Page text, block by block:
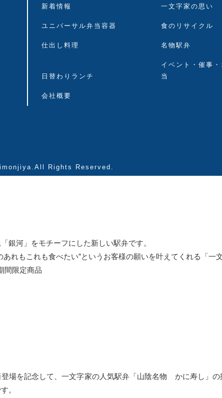
新着情報 一文字家の思い
ユニバーサル弁当容器 食のリサイクル
仕出し料理 名物駅弁
日替わりランチ
イベント・催事
当
会社概要
Rights Reserved.
銀河」をモチーフにした新しい駅弁です。
あれもこれも食べたい”というお客様の願いを叶えてくれる「一
間限定商品
場を記念して、一文字家の人気駅弁「山陰名物 かに寿し」
。